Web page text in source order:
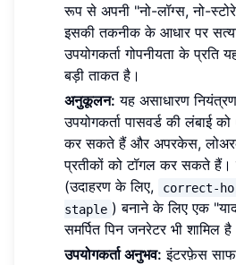
रूप से अपनी "नो-लॉग्स, नो-
इसकी तकनीक के आधार पर
उपयोगकर्ता गोपनीयता के प्रति
बड़ी ताकत है।
अनुकूलन: यह असाधारण
उपयोगकर्ता पासवर्ड की लंबाई
कर सकते हैं और अपरकेस,
प्रतीकों को टॉगल कर सकते हैं।
(उदाहरण के लिए,
correct-
staple ) बनाने के लिए एक
समर्पित पिन जनरेटर भी शामिल
उपयोगकर्ता अनुभव: इंटरफ़ेस